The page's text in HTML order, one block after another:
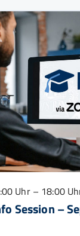
Uhr – 18:00
Session –